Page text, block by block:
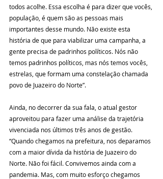
todos acolhe. Essa escolha é para dizer que vocês,
população, é quem são as pessoas mais
importantes desse mundo. Não existe esta
história de que para viabilizar uma campanha, a
gente precisa de padrinhos políticos. Nós não
temos padrinhos políticos, mas nós temos vocês,
estrelas, que formam uma constelação chamada
povo de Juazeiro do Norte”.
Ainda, no decorrer da sua fala, o atual gestor
aproveitou para fazer uma análise da trajetória
vivenciada nos últimos três anos de gestão.
“Quando chegamos na prefeitura, nos deparamos
com a maior dívida da história de Juazeiro do
Norte. Não foi fácil. Convivemos ainda com a
pandemia. Mas, com muito esforço chegamos